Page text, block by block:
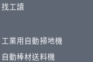
找工讀
工業用自動掃地機
自動棒材送料機